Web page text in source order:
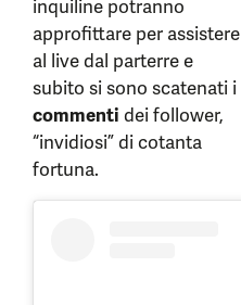
inquiline potranno
approfittare per assistere
al live dal parterre e
subito si sono scatenati i
commenti dei follower,
“invidiosi” di cotanta
fortuna.